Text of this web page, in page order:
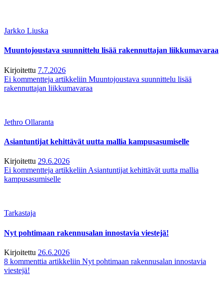
Jarkko Liuska
Muuntojoustava suunnittelu lisää rakennuttajan liikkumavaraa
Kirjoitettu 7.7.2026
Ei kommentteja artikkeliin Muuntojoustava suunnittelu lisää
rakennuttajan liikkumavaraa
Jethro Ollaranta
Asiantuntijat kehittävät uutta mallia kampusasumiselle
Kirjoitettu 29.6.2026
Ei kommentteja artikkeliin Asiantuntijat kehittävät uutta mallia
kampusasumiselle
Tarkastaja
Nyt pohtimaan rakennusalan innostavia viestejä!
Kirjoitettu 26.6.2026
8 kommenttia artikkeliin Nyt pohtimaan rakennusalan innostavia
viestejä!